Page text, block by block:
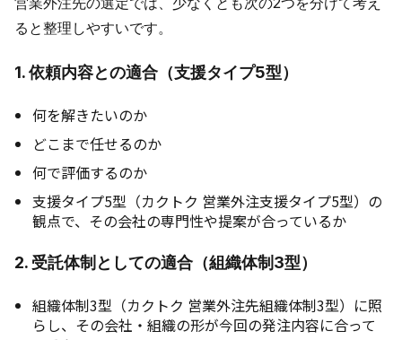
ると整理しやすいです。
1. 依頼内容との適合（支援タイプ5型）
何を解きたいのか
どこまで任せるのか
何で評価するのか
支援タイプ5型（カクトク 営業外注支援タイプ5型）の
観点で、その会社の専門性や提案が合っているか
2. 受託体制としての適合（組織体制3型）
組織体制3型（カクトク 営業外注先組織体制3型）に照
らし、その会社・組織の形が今回の発注内容に合って